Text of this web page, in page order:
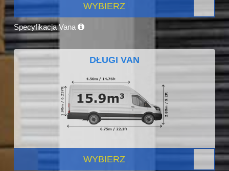
WYBIERZ
Specyfikacja Vana
DŁUGI VAN
WYBIERZ